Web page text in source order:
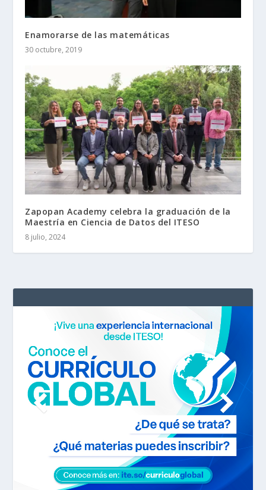
Enamorarse de las matemáticas
30 octubre, 2019
Zapopan Academy celebra la graduación de la
Maestría en Ciencia de Datos del ITESO
8 julio, 2024